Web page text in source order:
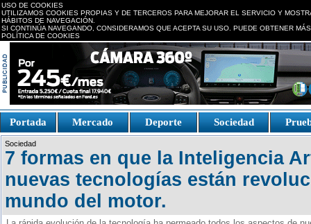
USO DE COOKIES
UTILIZAMOS COOKIES PROPIAS Y DE TERCEROS PARA MEJORAR EL SERVICIO Y
HÁBITOS DE NAVEGACIÓN.
SI CONTINÚA NAVEGANDO, CONSIDERAMOS QUE ACEPTA SU USO. PUEDE OBTENER
POLÍTICA DE COOKIES
replica watches canada
Portada Mercado Deporte Sociedad
Fake Watches
replica-
watch.is
Sociedad
7 formas en que la Inteligencia
nuevas tecnologías están
mundo del motor.